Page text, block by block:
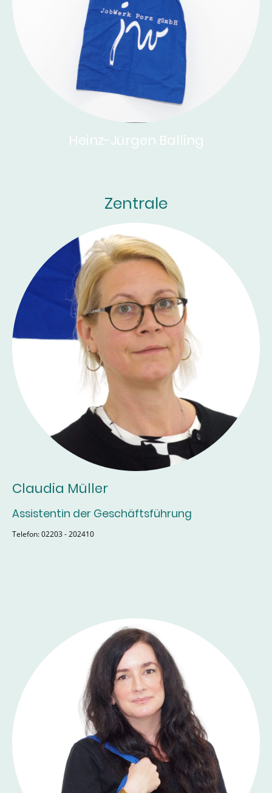
Heinz-Jürgen Balling
Zentrale
Claudia Müller
Assistentin der Geschäftsführung
Telefon: 02203 - 202410